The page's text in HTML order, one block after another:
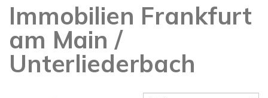
Immobilien Frankfurt
am Main /
Unterliederbach